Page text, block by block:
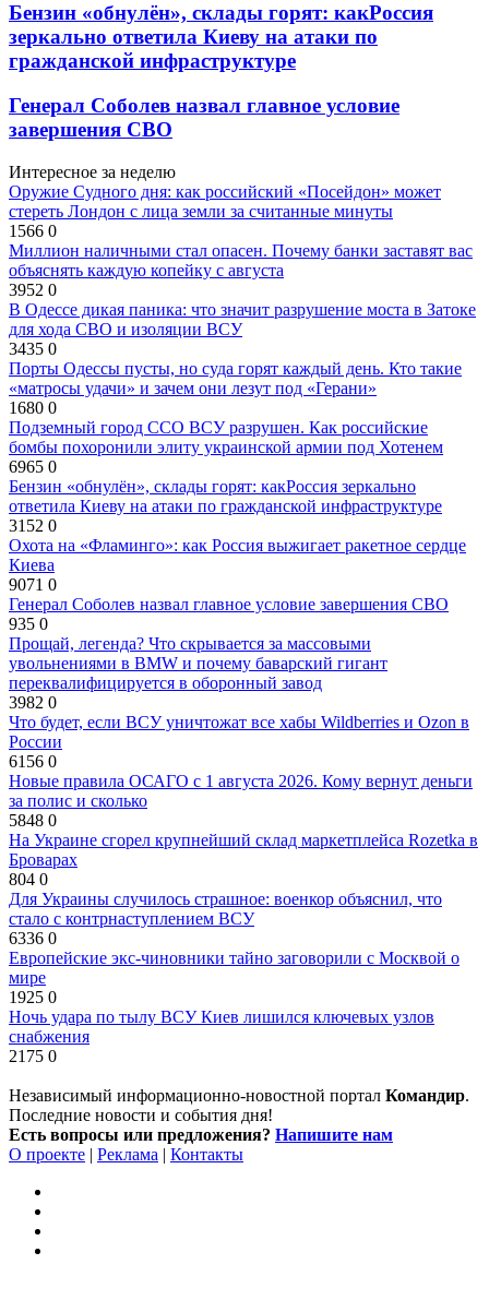
Бензин «обнулён», склады горят: какРоссия
зеркально ответила Киеву на атаки по
гражданской инфраструктуре
Генерал Соболев назвал главное условие
завершения СВО
Интересное за неделю
Оружие Судного дня: как российский «Посейдон» может
стереть Лондон с лица земли за считанные минуты
1566 0
Миллион наличными стал опасен. Почему банки заставят вас
объяснять каждую копейку с августа
3952 0
В Одессе дикая паника: что значит разрушение моста в Затоке
для хода СВО и изоляции ВСУ
3435 0
Порты Одессы пусты, но суда горят каждый день. Кто такие
«матросы удачи» и зачем они лезут под «Герани»
1680 0
Подземный город ССО ВСУ разрушен. Как российские
бомбы похоронили элиту украинской армии под Хотенем
6965 0
Бензин «обнулён», склады горят: какРоссия зеркально
ответила Киеву на атаки по гражданской инфраструктуре
3152 0
Охота на «Фламинго»: как Россия выжигает ракетное сердце
Киева
9071 0
Генерал Соболев назвал главное условие завершения СВО
935 0
Прощай, легенда? Что скрывается за массовыми
увольнениями в BMW и почему баварский гигант
переквалифицируется в оборонный завод
3982 0
Что будет, если ВСУ уничтожат все хабы Wildberries и Ozon в
России
6156 0
Новые правила ОСАГО с 1 августа 2026. Кому вернут деньги
за полис и сколько
5848 0
На Украине сгорел крупнейший склад маркетплейса Rozetka в
Броварах
804 0
Для Украины случилось страшное: военкор объяснил, что
стало с контрнаступлением ВСУ
6336 0
Европейские экс-чиновники тайно заговорили с Москвой о
мире
1925 0
Ночь удара по тылу ВСУ Киев лишился ключевых узлов
снабжения
2175 0
Независимый информационно-новостной портал Командир.
Последние новости и события дня!
Есть вопросы или предложения? Напишите нам
О проекте | Реклама | Контакты